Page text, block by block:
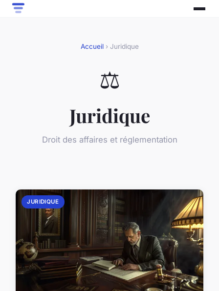
Accueil› Juridique
⚖️
Juridique
Droit des affaires et réglementation
JURIDIQUE